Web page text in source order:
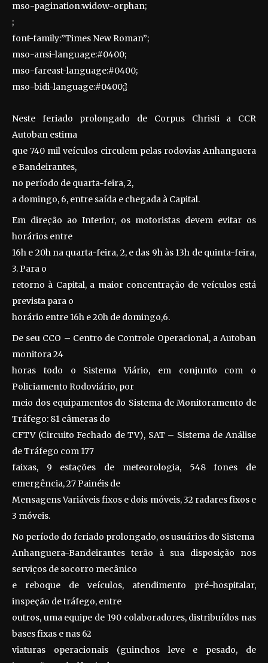
mso-pagination:widow-orphan;
;
font-family:”Times New Roman”;
mso-ansi-language:#0400;
mso-fareast-language:#0400;
mso-bidi-language:#0400;}
Neste feriado prolongado de Corpus Christi a CCR
Autoban estima
que 740 mil veículos circulem pelas rodovias Anhanguera
e Bandeirantes,
no período de quarta-feira, 2,
a domingo, 6, entre saída e chegada à Capital.
Em direção ao Interior, os motoristas devem evitar os
horários entre
16h e 20h na quarta-feira, 2, e das 9h às 13h de quinta-feira,
3. Para o
retorno à Capital, a maior concentração de veículos está
prevista para o
horário entre 16h e 20h de domingo,6.
De seu CCO – Centro de Controle Operacional, a Autoban
monitora 24
horas todo o Sistema Viário, em conjunto com o
Policiamento Rodoviário, por
meio dos equipamentos do Sistema de Monitoramento de
Tráfego: 81 câmeras do
CFTV (Circuito Fechado de TV), SAT – Sistema de Análise
de Tráfego com 177
faixas, 9 estações de meteorologia, 548 fones de
emergência, 27 Painéis de
Mensagens Variáveis fixos e dois móveis, 32 radares fixos e
3 móveis.
No período do feriado prolongado, os usuários do Sistema
Anhanguera-Bandeirantes terão à sua disposição nos
serviços de socorro mecânico
e reboque de veículos, atendimento pré-hospitalar,
inspeção de tráfego, entre
outros, uma equipe de 190 colaboradores, distribuídos nas
bases fixas e nas 62
viaturas operacionais (guinchos leve e pesado, de